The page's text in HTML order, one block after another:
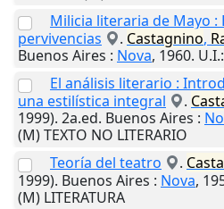
Milicia literaria de Mayo :
pervivencias
. Castagnino,
Buenos Aires : Nova, 1960. U.I.
El análisis literario :
una estilística integral
.
1999). 2a.ed. Buenos Aires :
(M) TEXTO NO LITERARIO
Teoría del teatro
.
1999). Buenos Aires : Nova,
(M) LITERATURA